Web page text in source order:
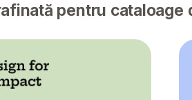
pentru cataloage